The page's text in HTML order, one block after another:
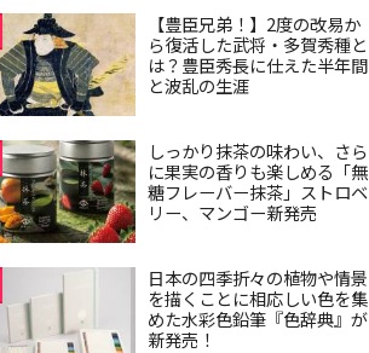
【豊臣兄弟！】2度の改易か
ら復活した武将・多賀秀種と
は？豊臣秀長に仕えた半年間
と波乱の生涯
しっかり抹茶の味わい、さら
に果実の香りも楽しめる「無
糖フレーバー抹茶」ストロベ
リー、マンゴー新発売
日本の四季折々の植物や情景
を描くことに相応しい色を集
めた水彩色鉛筆『色辞典』が
新発売！